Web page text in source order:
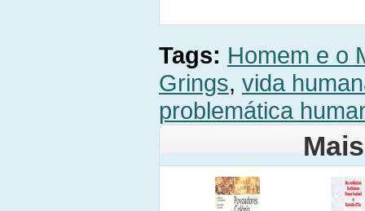
Tags: Homem e o
Grings, vida
problemática